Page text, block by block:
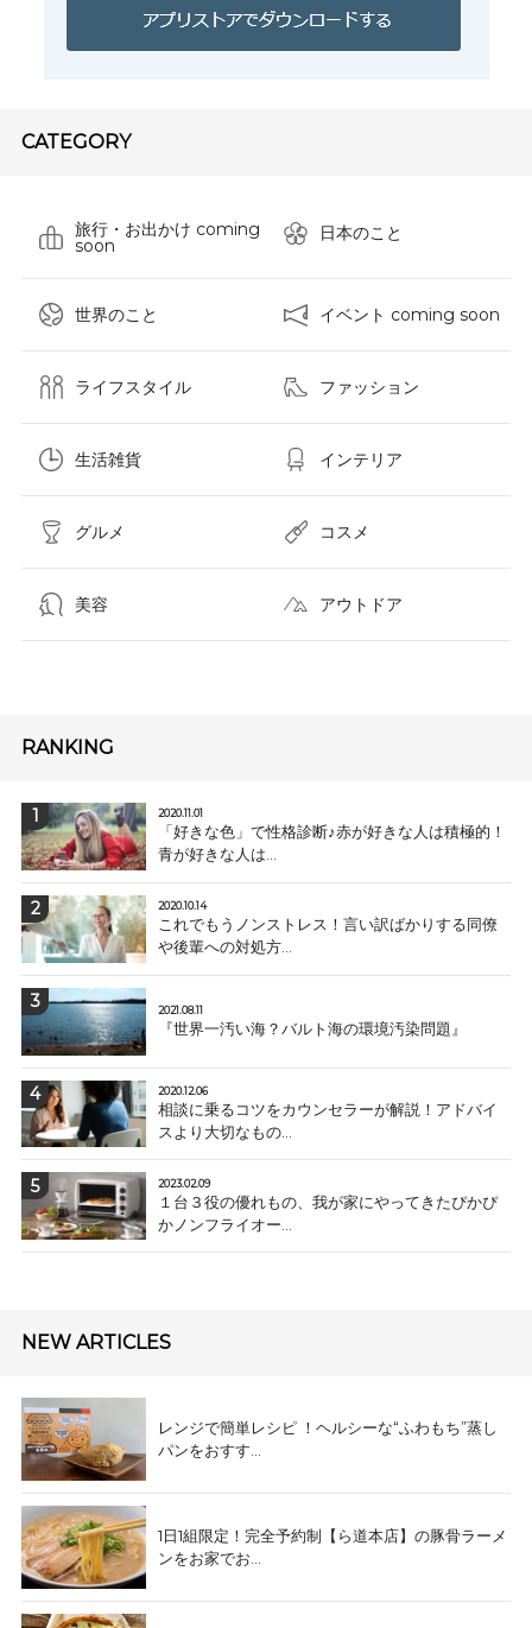
CATEGORY
旅行・お出かけ coming
soon
日本のこと
世界のこと イベント coming soon
ライフスタイル ファッション
生活雑貨 インテリア
グルメ コスメ​
美容 アウトドア
RANKING
2020.11.01
「好きな色」で性格診断♪赤が好きな人は積極的！
青が好きな人は...
2020.10.14
これでもうノンストレス！言い訳ばかりする同僚
や後輩への対処方...
2021.08.11
『世界一汚い海？バルト海の環境汚染問題』
2020.12.06
相談に乗るコツをカウンセラーが解説！アドバイ
スより大切なもの...
2023.02.09
１台３役の優れもの、我が家にやってきたぴかぴ
かノンフライオー...
NEW ARTICLES
レンジで簡単レシピ ！ヘルシーな“ふわもち”蒸し
パンをおすす...
1日1組限定！完全予約制【ら道本店】の豚骨ラーメ
ンをお家でお...